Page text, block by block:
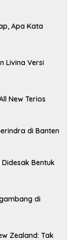
Apa Kata
Livina Versi
New Terios
di Banten
Didesak Bentuk
di
Zealand: Tak